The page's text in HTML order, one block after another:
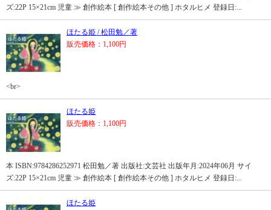
ズ:22P 15×21cm 児童 ≫ 創作絵本 [ 創作絵本その他 ] ホタルヒメ 登録日:...
ほたる姫 / 松田勉／著
販売価格：1,100円
<br>
ほたる姫
販売価格：1,100円
本 ISBN:9784286252971 松田勉／著 出版社:文芸社 出版年月:2024年06月 サイ
ズ:22P 15×21cm 児童 ≫ 創作絵本 [ 創作絵本その他 ] ホタルヒメ 登録日:...
ほたる姫